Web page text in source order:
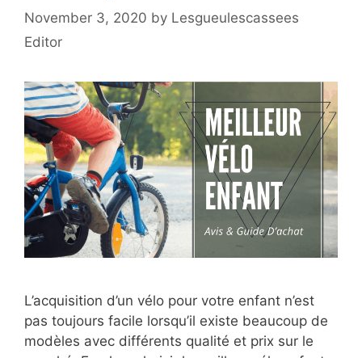
November 3, 2020 by Lesgueulescassees
Editor
L’acquisition d’un vélo pour votre enfant n’est
pas toujours facile lorsqu’il existe beaucoup de
modèles avec différents qualité et prix sur le